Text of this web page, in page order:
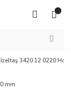
İzeltaş 3420 12 0220